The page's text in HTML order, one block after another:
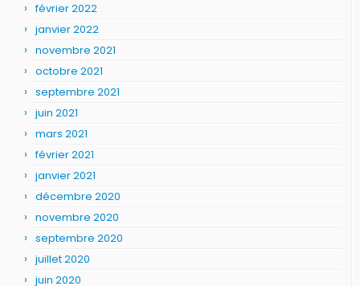
février 2022
janvier 2022
novembre 2021
octobre 2021
septembre 2021
juin 2021
mars 2021
février 2021
janvier 2021
décembre 2020
novembre 2020
septembre 2020
juillet 2020
juin 2020